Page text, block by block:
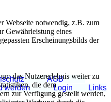
AGB
werden Login Links
Webseite notwendig, z.B. zum
Gewährleistung eines
Erscheinungsbilds der
das Nutzererlebnis weiter zu
die dem
zur Verfügung gestellt werden,